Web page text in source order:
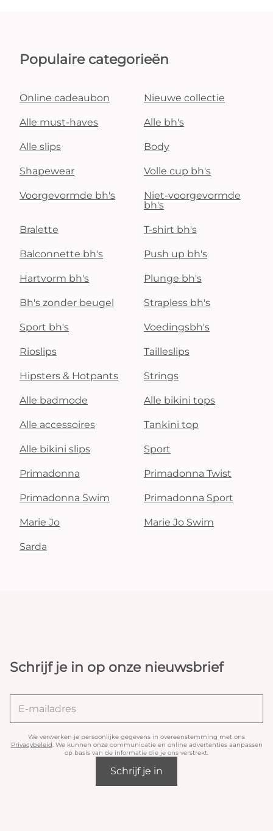
Populaire categorieën
Online cadeaubon Nieuwe collectie
Alle must-haves Alle bh's
Alle slips Body
Shapewear Volle cup bh's
Voorgevormde bh's
Niet-voorgevormde
bh's
Bralette T-shirt bh's
Balconnette bh's Push up bh's
Hartvorm bh's Plunge bh's
Bh's zonder beugel Strapless bh's
Sport bh's Voedingsbh's
Rioslips Tailleslips
Hipsters & Hotpants Strings
Alle badmode Alle bikini tops
Alle accessoires Tankini top
Alle bikini slips Sport
Primadonna Primadonna Twist
Primadonna Swim Primadonna Sport
Marie Jo Marie Jo Swim
Sarda
Schrijf je in op onze nieuwsbrief
We verwerken je persoonlijke gegevens in overeenstemming met ons
Privacybeleid. We kunnen onze communicatie en online advertenties aanpassen
op basis van de informatie die je ons verstrekt.
Schrijf je in